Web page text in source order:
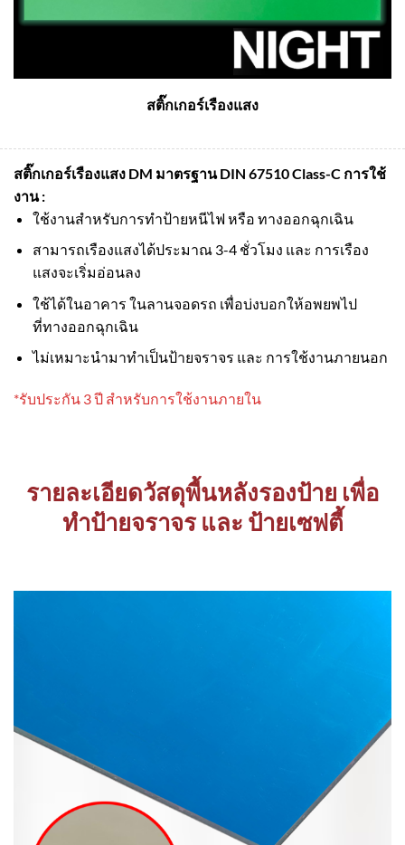
สติ๊กเกอร์เรืองแสง
สติ๊กเกอร์เรืองแสง DM มาตรฐาน DIN 67510 Class-C การใช้
งาน :
ใช้งานสำหรับการทำป้ายหนีไฟ หรือ ทางออกฉุกเฉิน
สามารถเรืองแสงได้ประมาณ 3-4 ชั่วโมง และ การเรือง
แสงจะเริ่มอ่อนลง
ใช้ได้ในอาคาร ในลานจอดรถ เพื่อบ่งบอกให้อพยพไป
ที่ทางออกฉุกเฉิน
ไม่เหมาะนำมาทำเป็นป้ายจราจร และ การใช้งานภายนอก
*รับประกัน 3 ปี สำหรับการใช้งานภายใน
รายละเอียดวัสดุพื้นหลังรองป้าย เพื่อ
ทำป้ายจราจร และ ป้ายเซฟตี้